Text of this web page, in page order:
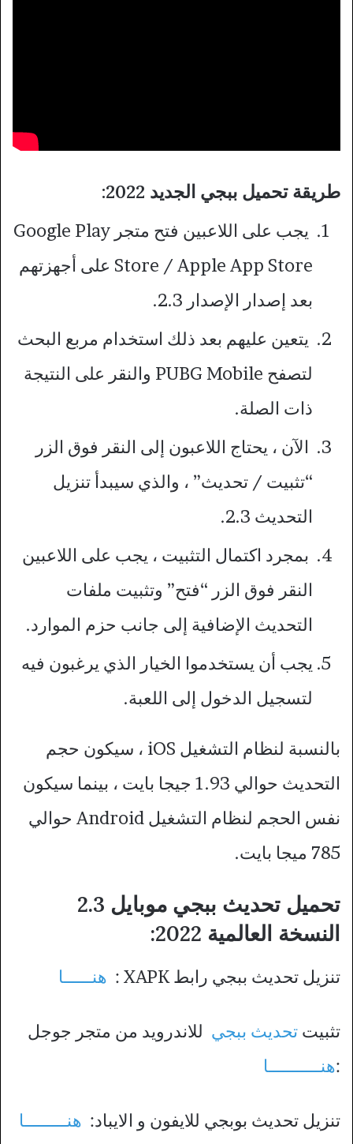
طريقة تحميل ببجي الجديد 2022:
يجب على اللاعبين فتح متجر Google Play
Store / Apple App Store على أجهزتهم
بعد إصدار الإصدار 2.3.
يتعين عليهم بعد ذلك استخدام مربع البحث
لتصفح PUBG Mobile والنقر على النتيجة
ذات الصلة.
الآن ، يحتاج اللاعبون إلى النقر فوق الزر
“تثبيت / تحديث” ، والذي سيبدأ تنزيل
التحديث 2.3.
بمجرد اكتمال التثبيت ، يجب على اللاعبين
النقر فوق الزر “فتح” وتثبيت ملفات
التحديث الإضافية إلى جانب حزم الموارد.
يجب أن يستخدموا الخيار الذي يرغبون فيه
لتسجيل الدخول إلى اللعبة.
بالنسبة لنظام التشغيل iOS ، سيكون حجم
التحديث حوالي 1.93 جيجا بايت ، بينما سيكون
نفس الحجم لنظام التشغيل Android حوالي
785 ميجا بايت.
تحميل تحديث ببجي موبايل 2.3
النسخة العالمية 2022:
تنزيل تحديث ببجي رابط XAPK : هنــــــا
تثبيت تحديث ببجي للاندرويد من متجر جوجل
:هنـــــــــــا
تنزيل تحديث بوبجي للايفون و الايباد: هنـــــــــا